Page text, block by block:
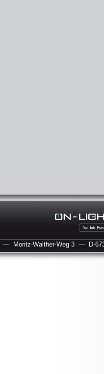
— Moritz-Walther-Weg 3 — D-